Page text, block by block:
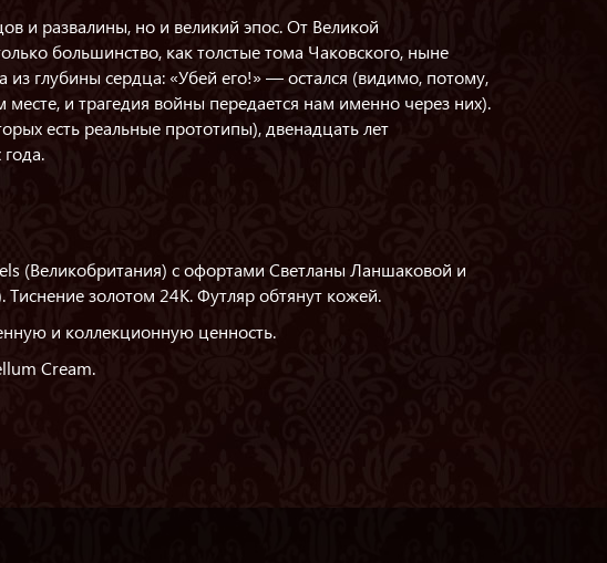
и развалины, но и великий эпос. От Великой
большинство, как толстые тома Чаковского, ныне
глубины сердца: «Убей его!» — остался (видимо, потому,
и трагедия войны передается нам именно через них).
есть реальные прототипы), двенадцать лет
(Великобритания) с офортами Светланы Ланшаковой и
золотом 24K. Футляр обтянут кожей.
и коллекционную ценность.
Cream.